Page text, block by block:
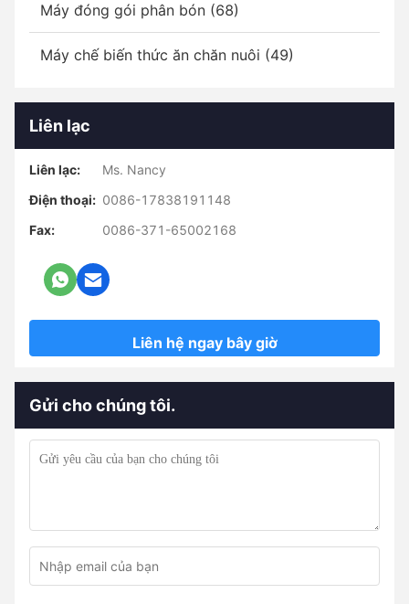
Máy đóng gói phân bón (68)
Máy chế biến thức ăn chăn nuôi (49)
Liên lạc
Liên lạc:
Ms. Nancy
Điện thoại: 0086-17838191148
Fax:
0086-371-65002168
Liên hệ ngay bây giờ
Gửi cho chúng tôi.